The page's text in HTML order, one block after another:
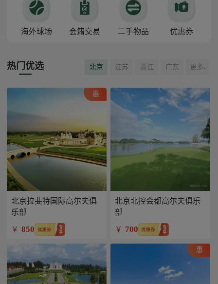
海外球场 会籍交易 二手物品 优惠券
热门优选 北京 江苏 浙江 广东 更多
惠
北京拉斐特国际高尔夫俱
乐部
￥ 850
北京北控会都高尔夫俱乐
部
￥ 700
惠